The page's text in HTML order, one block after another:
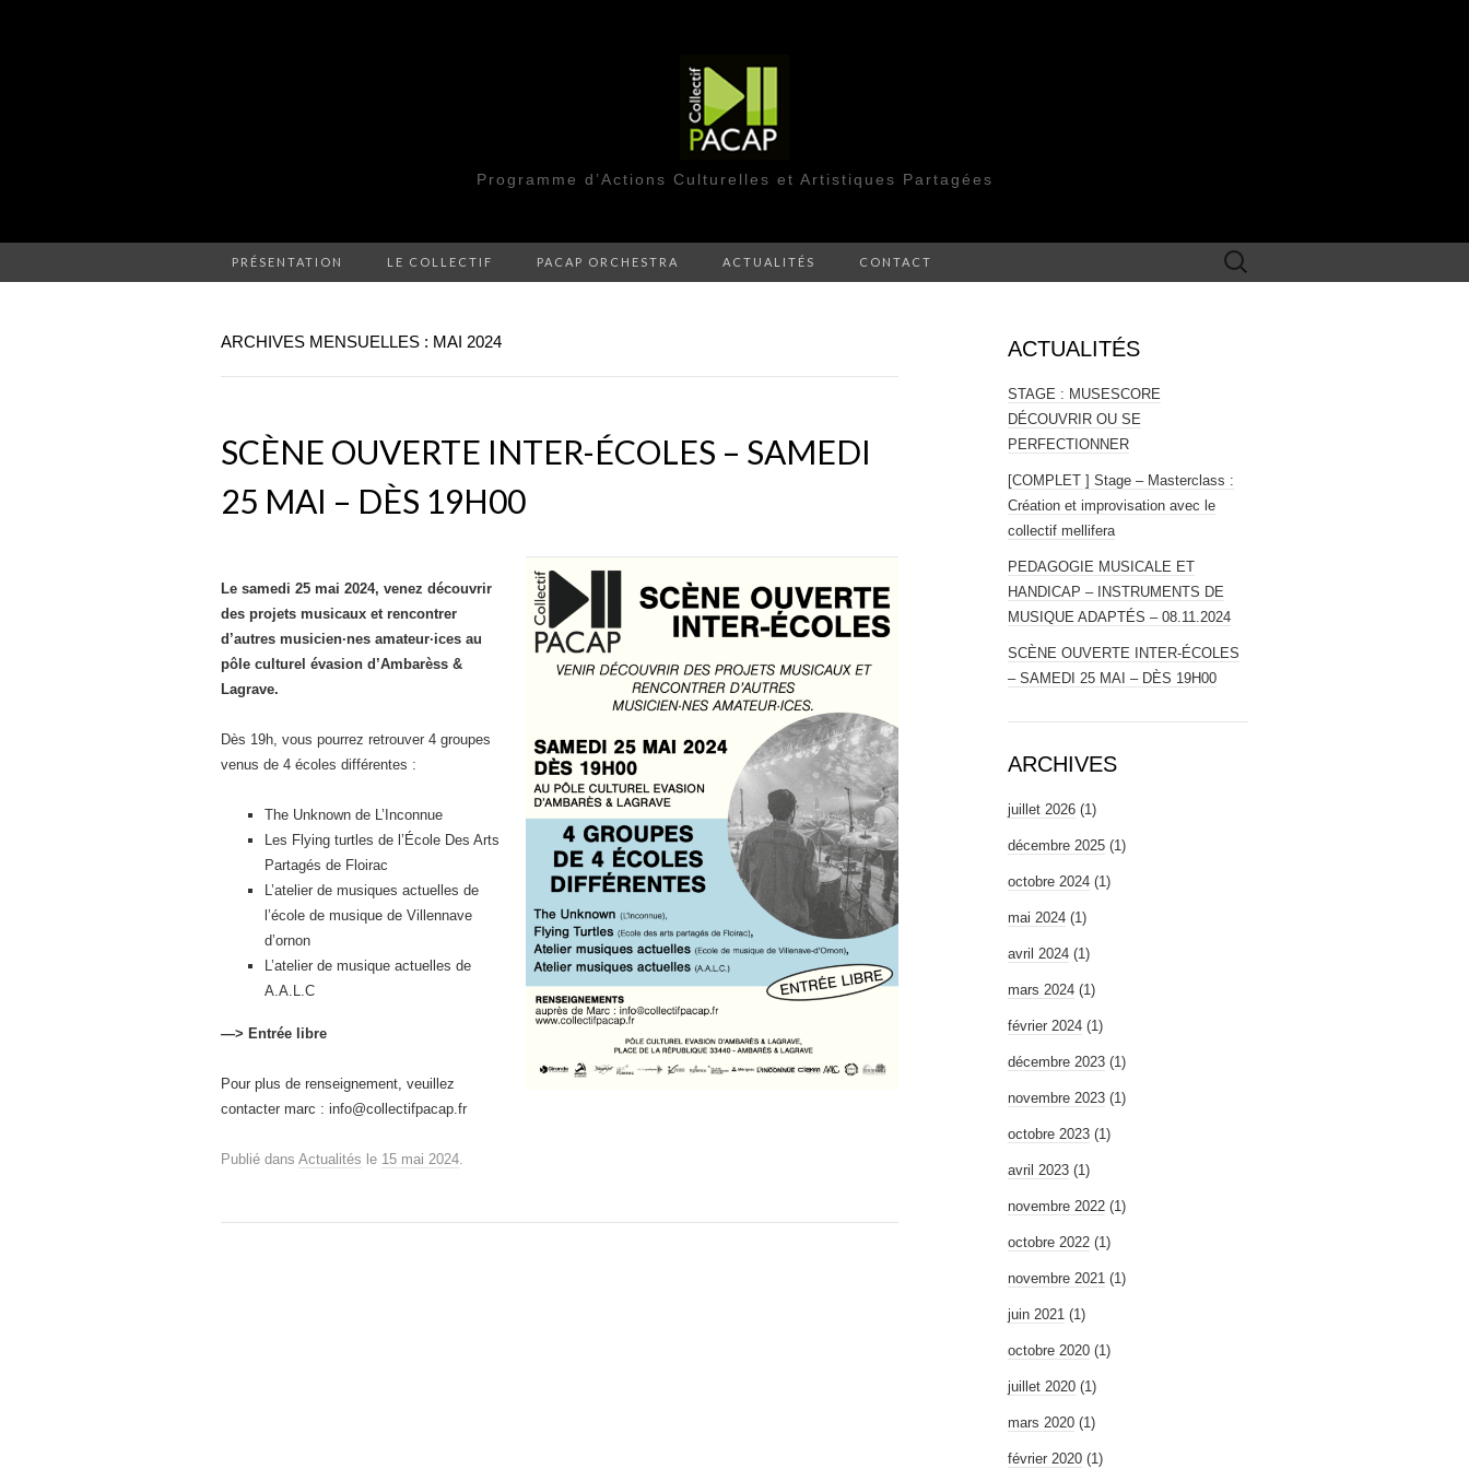
Programme d’Actions Culturelles et Artistiques Partagées
PRÉSENTATION LE COLLECTIF PACAP ORCHESTRA ACTUALITÉS CONTACT Rechercher :
ARCHIVES MENSUELLES : MAI 2024
SCÈNE OUVERTE INTER-ÉCOLES – SAMEDI
25 MAI – DÈS 19H00
Le samedi 25 mai 2024, venez découvrir
des projets musicaux et rencontrer
d’autres musicien·nes amateur·ices au
pôle culturel évasion d’Ambarèss &
Lagrave.
Dès 19h, vous pourrez retrouver 4 groupes
venus de 4 écoles différentes :
The Unknown de L’Inconnue
Les Flying turtles de l’École Des Arts
Partagés de Floirac
L’atelier de musiques actuelles de
l’école de musique de Villennave
d’ornon
L’atelier de musique actuelles de
A.A.L.C
—> Entrée libre
Pour plus de renseignement, veuillez
contacter marc : info@collectifpacap.fr
Publié dans Actualités le 15 mai 2024.
ACTUALITÉS
STAGE : MUSESCORE
DÉCOUVRIR OU SE
PERFECTIONNER
[COMPLET ] Stage – Masterclass :
Création et improvisation avec le
collectif mellifera
PEDAGOGIE MUSICALE ET
HANDICAP – INSTRUMENTS DE
MUSIQUE ADAPTÉS – 08.11.2024
SCÈNE OUVERTE INTER-ÉCOLES
– SAMEDI 25 MAI – DÈS 19H00
ARCHIVES
juillet 2026 (1)
décembre 2025 (1)
octobre 2024 (1)
mai 2024 (1)
avril 2024 (1)
mars 2024 (1)
février 2024 (1)
décembre 2023 (1)
novembre 2023 (1)
octobre 2023 (1)
avril 2023 (1)
novembre 2022 (1)
octobre 2022 (1)
novembre 2021 (1)
juin 2021 (1)
octobre 2020 (1)
juillet 2020 (1)
mars 2020 (1)
février 2020 (1)